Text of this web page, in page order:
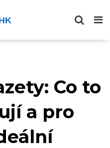
Co to
a pro